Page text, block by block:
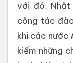
với đó, Nhật
công tác
khi các nước
kiếm những